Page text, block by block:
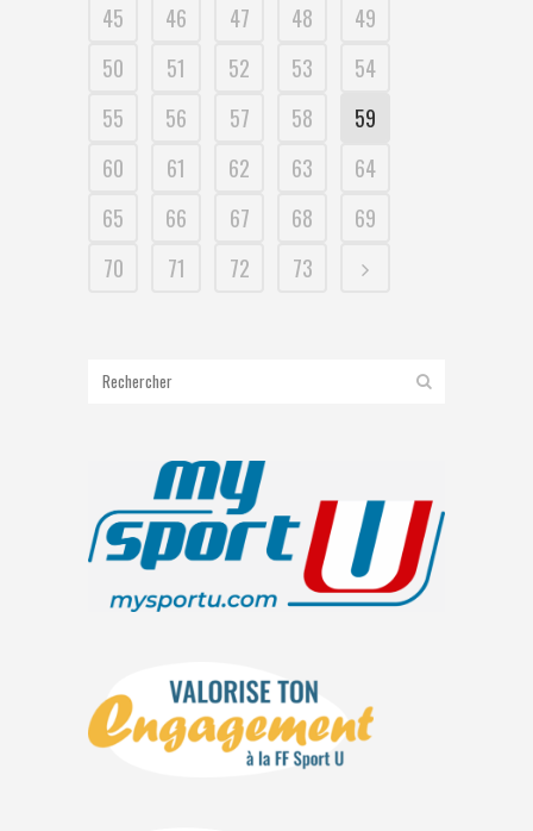
45
46 47 48
49
50
51 52 53
54
55
56 57 58
59
60
61 62 63
64
65
66 67 68
69
70
71 72 73